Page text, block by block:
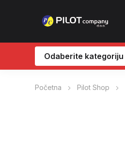
Odaberite kategoriju
Početna Pilot Shop